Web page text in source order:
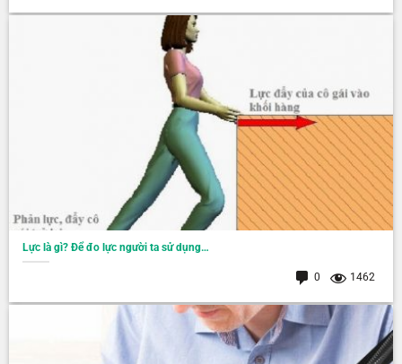
Lực là gì? Để đo lực người ta sử dụng…
0 1462